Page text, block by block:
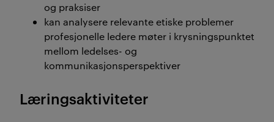
og praksiser
kan analysere relevante etiske problemer
profesjonelle ledere møter i krysningspunktet
mellom ledelses- og
kommunikasjonsperspektiver
Læringsaktiviteter